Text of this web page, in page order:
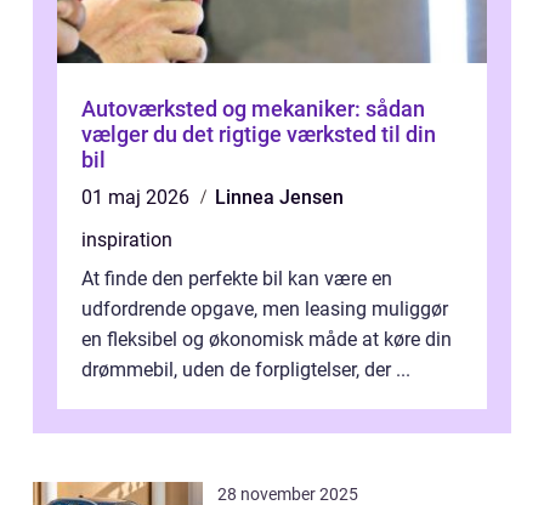
Autoværksted og mekaniker: sådan
vælger du det rigtige værksted til din
bil
01 maj 2026
Linnea Jensen
inspiration
At finde den perfekte bil kan være en
udfordrende opgave, men leasing muliggør
en fleksibel og økonomisk måde at køre din
drømmebil, uden de forpligtelser, der ...
28 november 2025